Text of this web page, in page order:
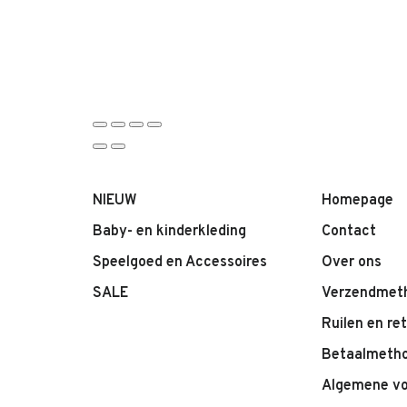
NIEUW
Baby- en kinderkleding
Speelgoed en Accessoires
SALE
Homepage
Contact
Over ons
Ruilen en
Algemene